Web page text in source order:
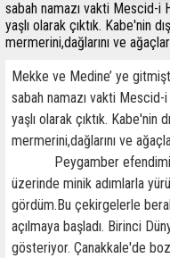
sabah namazı vakti Mescid-
yaşlı olarak çıktık. Kabe'nin
mermerini,dağlarını ve
Mekke ve Medine’ ye
sabah namazı vakti
yaşlı olarak çıktık. Kabe'nin
mermerini,dağlarını ve
Peygamber efendimizin
üzerinde minik adımlarla
gördüm.Bu çekirgelerle
açılmaya başladı. Birinci
gösteriyor. Çanakkale'de